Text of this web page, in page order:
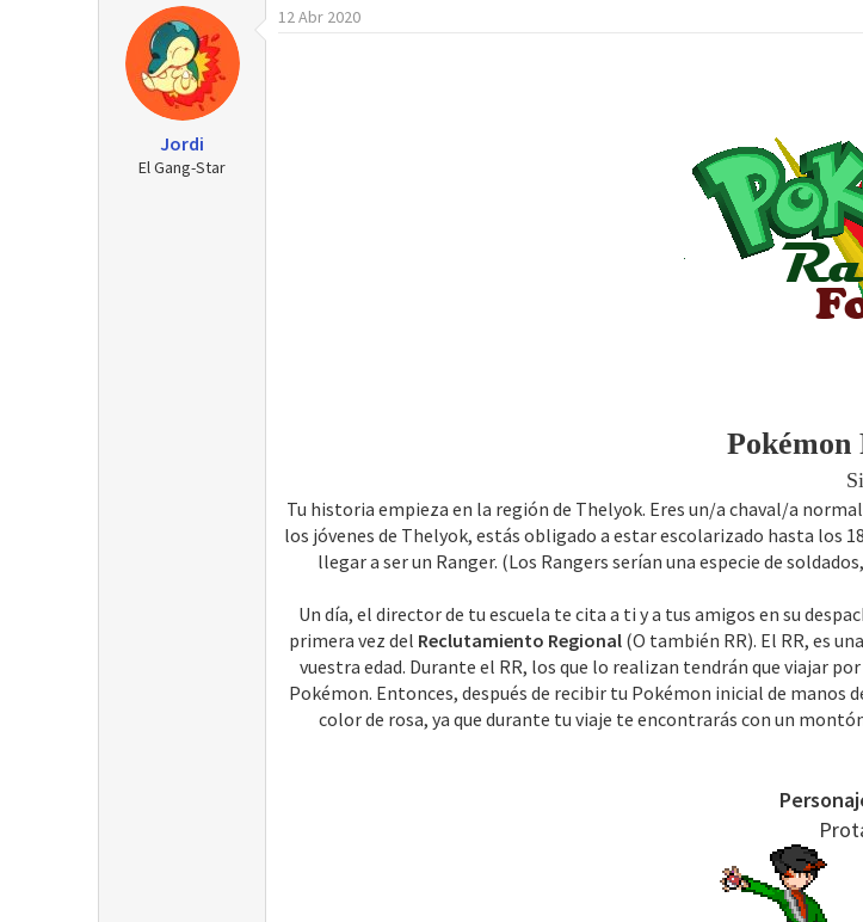
a
d
e
i
n
i
c
Jordi
El Gang-Star
12 Abr 2020
Pokémon
Tu historia empieza en la región de Thelyok. Eres un/a chaval/a
los jóvenes de Thelyok, estás obligado a estar escolarizado hasta los
llegar a ser un Ranger. (Los Rangers serían una especie de
Un día, el director de tu escuela te cita a ti y a tus amigos en su
primera vez del Reclutamiento Regional (O también RR). El RR, es
vuestra edad. Durante el RR, los que lo realizan tendrán que viajar
Pokémon. Entonces, después de recibir tu Pokémon inicial de manos
color de rosa, ya que durante tu viaje te encontrarás con un